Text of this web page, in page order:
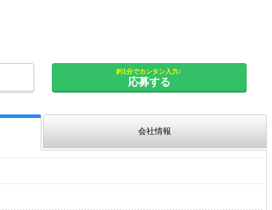
約1分でカンタン入力♪
応募する
会社情報